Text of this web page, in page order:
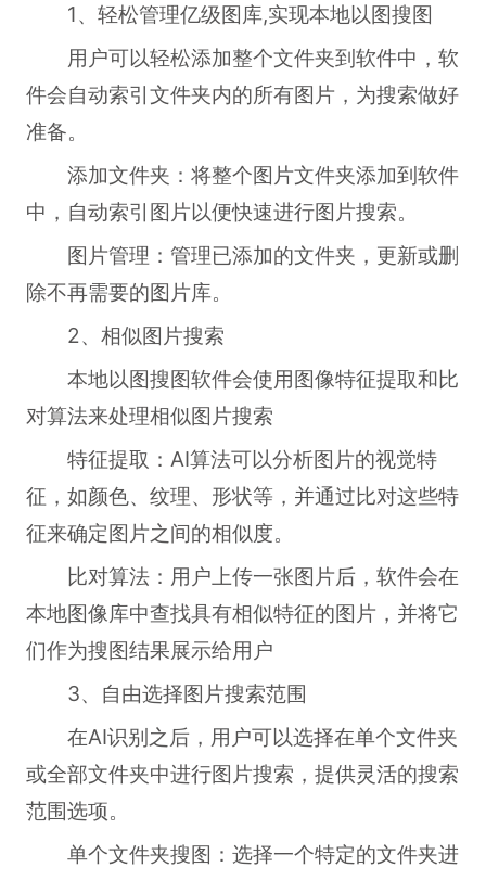
1、轻松管理亿级图库,实现本地以图搜图
用户可以轻松添加整个文件夹到软件中，软
件会自动索引文件夹内的所有图片，为搜索做好
准备。
添加文件夹：将整个图片文件夹添加到软件
中，自动索引图片以便快速进行图片搜索。
图片管理：管理已添加的文件夹，更新或删
除不再需要的图片库。
2、相似图片搜索
本地以图搜图软件会使用图像特征提取和比
对算法来处理相似图片搜索
特征提取：AI算法可以分析图片的视觉特
征，如颜色、纹理、形状等，并通过比对这些特
征来确定图片之间的相似度。
比对算法：用户上传一张图片后，软件会在
本地图像库中查找具有相似特征的图片，并将它
们作为搜图结果展示给用户
3、自由选择图片搜索范围
在AI识别之后，用户可以选择在单个文件夹
或全部文件夹中进行图片搜索，提供灵活的搜索
范围选项。
单个文件夹搜图：选择一个特定的文件夹进